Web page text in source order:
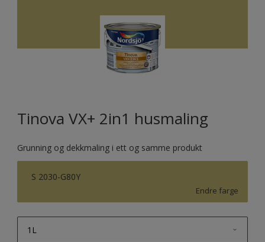
Tinova VX+ 2in1 husmaling
Grunning og dekkmaling i ett og samme produkt
S 2030-G80Y
Endre farge
1L